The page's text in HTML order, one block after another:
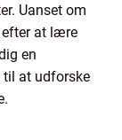
Uanset om
efter at lære
en
til at udforske